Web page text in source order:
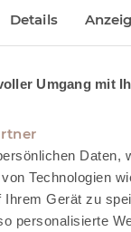
Details
Umgang mit
Daten,
Technologien
Ihrem Gerät zu
personalisierte
31.12.2030